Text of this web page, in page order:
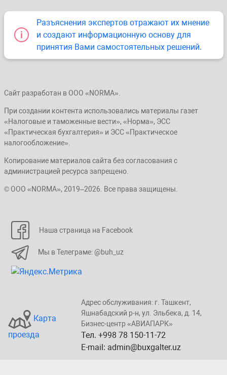
Разъяснения экспертов отражают их мнение
и создают информационную основу для
принятия Вами самостоятельных решений.
Сайт разработан в ООО «NORMA».
При создании контента использовались материалы газет
«Налоговые и таможенные вести», «Норма», ЭСС
«Практическая бухгалтерия» и ЭСС «Практическое
налогообложение».
Копирование материалов сайта без согласования с
администрацией ресурса запрещено.
© ООО «NORMA», 2019–2026. Все права защищены.
Наша страница на Facebook
Мы в Телеграме: @buh_uz
Карта
проезда
Адрес обслуживания: г. Taшкент,
Яшнaбaдский p-н, yл. Эльбeка, д. 14,
Бизнеc-центp «ABИАПAPК»
Тел. +998 78 150-11-72
E-mail: admin@buxgalter.uz